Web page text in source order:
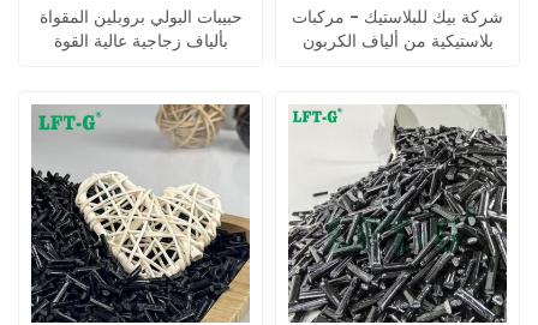
حبيبات البولي بروبلين المقواة
بألياف زجاجية عالية القوة
شركة بيك للبلاستيك - مركبات
بلاستيكية من ألياف الكربون